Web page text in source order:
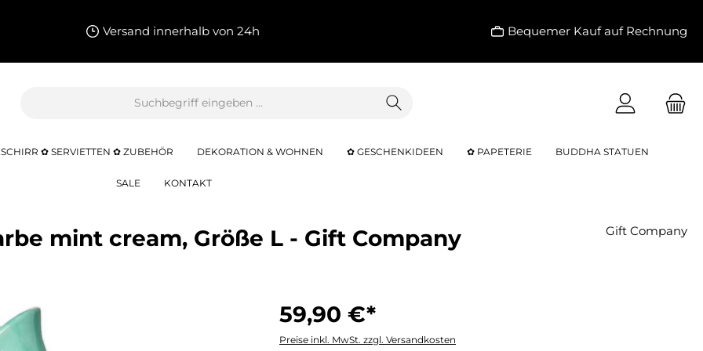
Versand innerhalb von 24h Bequemer Kauf auf Rechnung
✿ SERVIETTEN ✿ ZUBEHÖR DEKORATION & WOHNEN ✿ GESCHENKIDEEN ✿ PAPETERIE BUDDHA STATUEN
SALE KONTAKT
mint cream, Größe L - Gift Company Gift Company
59,90 €*
Preise inkl. MwSt. zzgl. Versandkosten